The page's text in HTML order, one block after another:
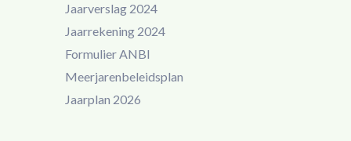
Jaarverslag 2024
Jaarrekening 2024
Formulier ANBI
Meerjarenbeleidsplan
Jaarplan 2026